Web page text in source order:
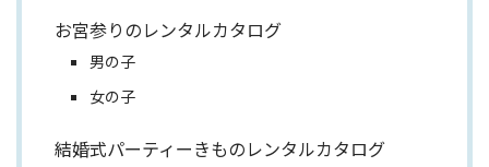
お宮参りのレンタルカタログ
男の子
女の子
結婚式パーティーきものレンタルカタログ